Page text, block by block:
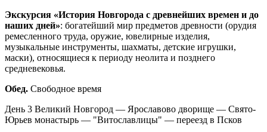
Экскурсия «История Новгорода с древнейших времен и до
наших дней»: богатейший мир предметов древности (орудия
ремесленного труда, оружие, ювелирные изделия,
музыкальные инструменты, шахматы, детские игрушки,
маски), относящиеся к периоду неолита и позднего
средневековья.
Обед. Свободное время
День 3 Великий Новгород — Ярославово дворище — Свято-
Юрьев монастырь — "Витославлицы" — переезд в Псков